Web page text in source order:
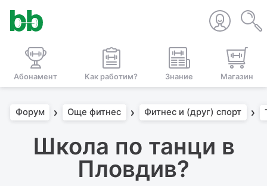
Абонамент Как работим? Знание Магазин
Форум Още фитнес Фитнес и (друг) спорт
Школа по танци в
Пловдив?